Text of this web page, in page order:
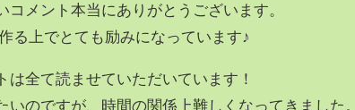
コメント本当にありがとうございます。
る上でとても励みになっています♪
は全て読ませていただいています！
いのですが、時間の関係上難しくなってきました。